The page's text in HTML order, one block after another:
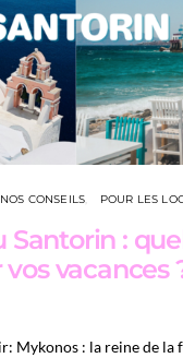
NOS CONSEILS POUR LES
Santorin :
vacances
Mykonos : la reine de la